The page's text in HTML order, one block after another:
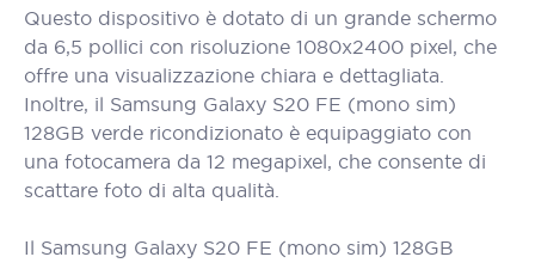
Questo dispositivo è dotato di un grande schermo
da 6,5 pollici con risoluzione 1080x2400 pixel, che
offre una visualizzazione chiara e dettagliata.
Inoltre, il Samsung Galaxy S20 FE (mono sim)
128GB verde ricondizionato è equipaggiato con
una fotocamera da 12 megapixel, che consente di
scattare foto di alta qualità.
Il Samsung Galaxy S20 FE (mono sim) 128GB